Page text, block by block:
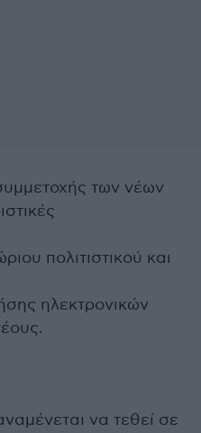
των νέων
πολιτιστικού και
ηλεκτρονικών
να τεθεί σε